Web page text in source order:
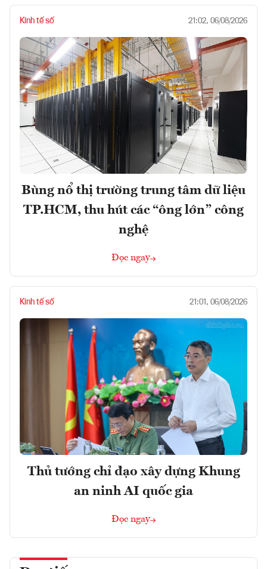
Kinh tế số 21:02, 06/08/2026
Bùng nổ thị trường trung tâm dữ liệu
TP.HCM, thu hút các “ông lớn” công
nghệ
Đọc ngay
Kinh tế số 21:01, 06/08/2026
Thủ tướng chỉ đạo xây dựng Khung
an ninh AI quốc gia
Đọc ngay